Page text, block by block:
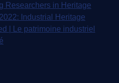
Researchers in Heritage
Industrial Heritage
| Le patrimoine industriel